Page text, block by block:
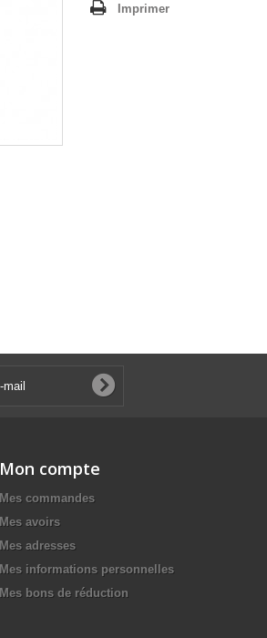
Imprimer
Mon compte
Mes commandes
Mes avoirs
Mes adresses
Mes informations personnelles
Mes bons de réduction